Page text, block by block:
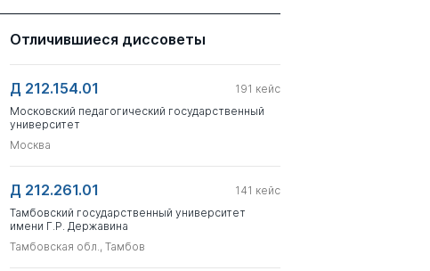
Отличившиеся диссоветы
Д 212.154.01 191 кейс
Московский педагогический государственный
университет
Москва
Д 212.261.01 141 кейс
Тамбовский государственный университет
имени Г.Р. Державина
Тамбовская обл., Тамбов